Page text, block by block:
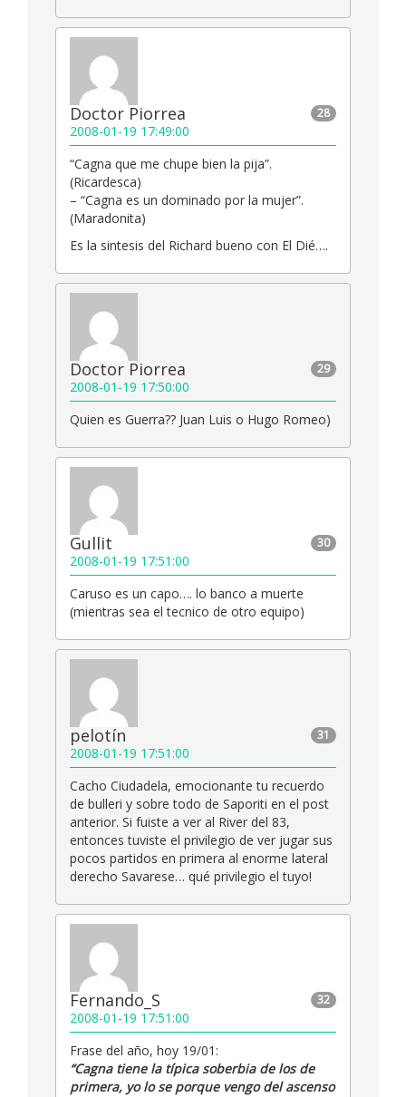
28
Doctor Piorrea
2008-01-19 17:49:00
“Cagna que me chupe bien la pija”.
(Ricardesca)
– “Cagna es un dominado por la mujer”.
(Maradonita)
Es la sintesis del Richard bueno con El Dié….
29
Doctor Piorrea
2008-01-19 17:50:00
Quien es Guerra?? Juan Luis o Hugo Romeo)
30
Gullit
2008-01-19 17:51:00
Caruso es un capo…. lo banco a muerte
(mientras sea el tecnico de otro equipo)
31
pelotín
2008-01-19 17:51:00
Cacho Ciudadela, emocionante tu recuerdo
de bulleri y sobre todo de Saporiti en el post
anterior. Si fuiste a ver al River del 83,
entonces tuviste el privilegio de ver jugar sus
pocos partidos en primera al enorme lateral
derecho Savarese… qué privilegio el tuyo!
32
Fernando_S
2008-01-19 17:51:00
Frase del año, hoy 19/01:
“Cagna tiene la típica soberbia de los de
primera, yo lo se porque vengo del ascenso